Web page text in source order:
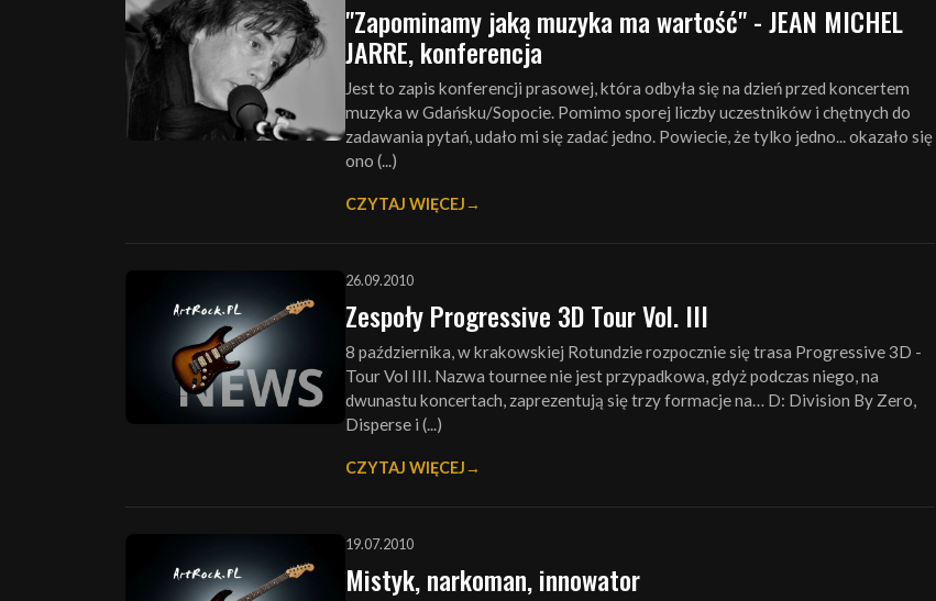
"Zapominamy jaką muzyka ma wartość" - JEAN MICHEL
JARRE, konferencja
Jest to zapis konferencji prasowej, która odbyła się na dzień przed koncertem
muzyka w Gdańsku/Sopocie. Pomimo sporej liczby uczestników i chętnych do
zadawania pytań, udało mi się zadać jedno. Powiecie, że tylko jedno... okazało się
ono (...)
CZYTAJ WIĘCEJ
26.09.2010
Zespoły Progressive 3D Tour Vol. III
8 października, w krakowskiej Rotundzie rozpocznie się trasa Progressive 3D -
Tour Vol III. Nazwa tournee nie jest przypadkowa, gdyż podczas niego, na
dwunastu koncertach, zaprezentują się trzy formacje na… D: Division By Zero,
Disperse i (...)
CZYTAJ WIĘCEJ
19.07.2010
Mistyk, narkoman, innowator